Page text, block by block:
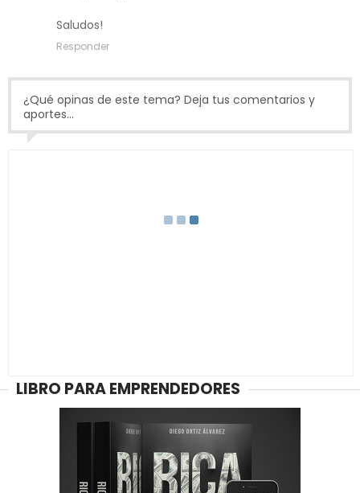
Saludos!
Responder
¿Qué opinas de este tema? Deja tus comentarios y
aportes...
LIBRO PARA EMPRENDEDORES